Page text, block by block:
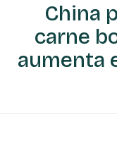
China
carne
aumenta